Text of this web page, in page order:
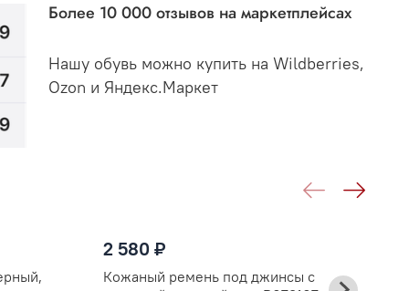
Более 10 000 отзывов на маркетплейсах
Нашу обувь можно купить на Wildberries,
Ozon и Яндекс.Маркет
2 580 ₽
Кожаный ремень под джинсы с